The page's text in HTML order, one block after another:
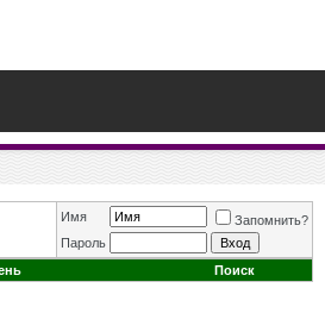
Имя
Запомнить?
Пароль
Поиск